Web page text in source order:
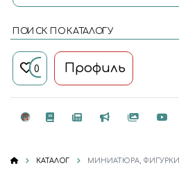
ПОИСК ПО КАТАЛОГУ
0 Профиль
КАТАЛОГ МИНИАТЮРА, ФИГУРКИ